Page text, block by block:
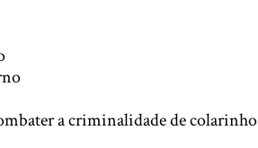
a criminalidade de colarinho